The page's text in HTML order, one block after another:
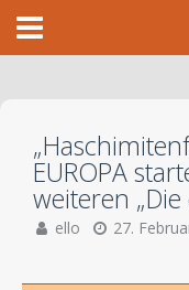
EUROPA
weiteren „Die
ello 27.